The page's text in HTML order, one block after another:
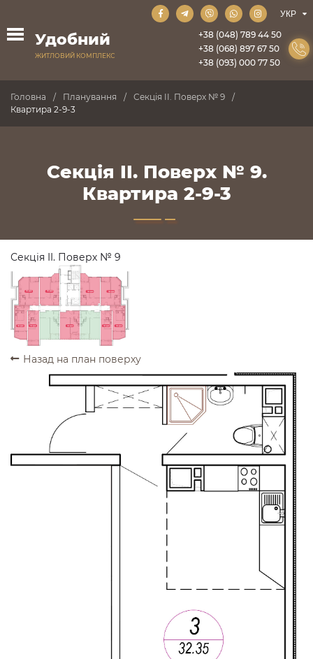
Удобний
ЖИТЛОВИЙ КОМПЛЕКС
+38 (048) 789 44 50
+38 (068) 897 67 50
+38 (093) 000 77 50
Головна Планування
Секція II. Поверх № 9
Квартира 2-9-3
Секція II. Поверх № 9.
Квартира 2-9-3
Секція II. Поверх № 9
ПРОДАНО ПРОДАНО
ПРОДАНО
ПРОДАНО
ПРОДАНО
ПРОДАНО
ПРОДАНО
Назад на план поверху